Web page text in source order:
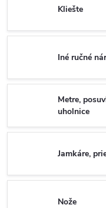
Kliešte
Iné ručné
Metre,
uholnice
Jamkáre,
Nože